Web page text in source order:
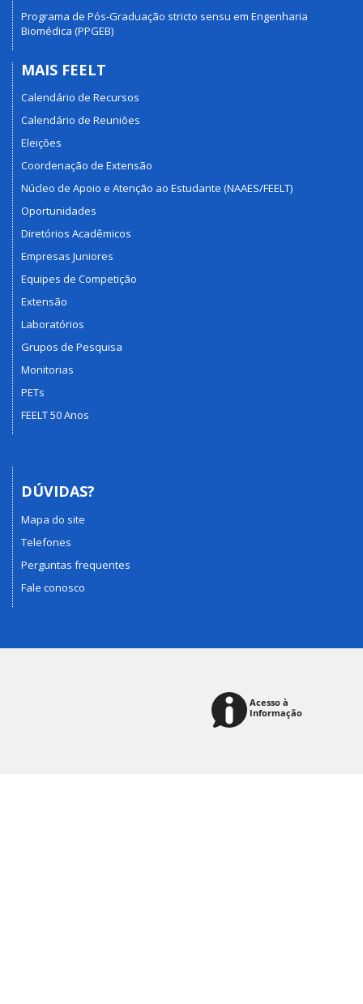
Programa de Pós-Graduação stricto sensu em Engenharia
Biomédica (PPGEB)
MAIS FEELT
Calendário de Recursos
Calendário de Reuniões
Eleições
Coordenação de Extensão
Núcleo de Apoio e Atenção ao Estudante (NAAES/FEELT)
Oportunidades
Diretórios Acadêmicos
Empresas Juniores
Equipes de Competição
Extensão
Laboratórios
Grupos de Pesquisa
Monitorias
PETs
FEELT 50 Anos
DÚVIDAS?
Mapa do site
Telefones
Perguntas frequentes
Fale conosco